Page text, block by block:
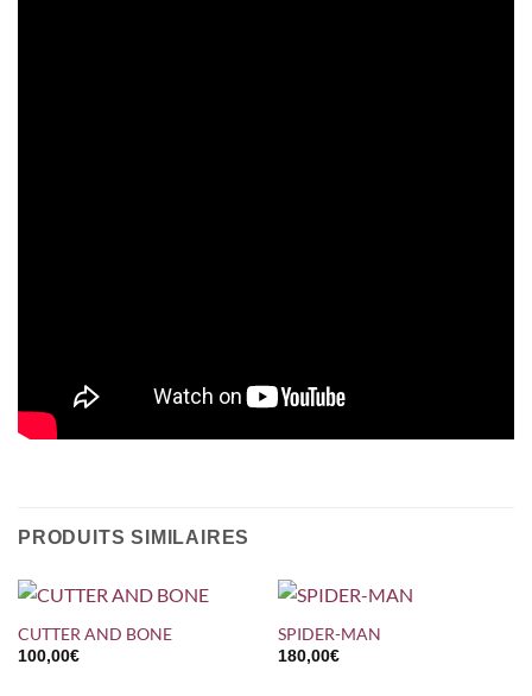
PRODUITS SIMILAIRES
CUTTER AND BONE
100,00€
SPIDER-MAN
180,00€